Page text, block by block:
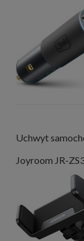
Uchwyt
Joyroom JR-